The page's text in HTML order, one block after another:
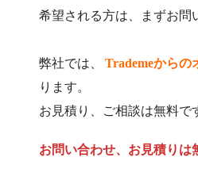
希望される方は、まずお問
弊社では、 Trademeからの
ります。
お見積り、ご相談は無料で
お問い合わせ、お見積りは